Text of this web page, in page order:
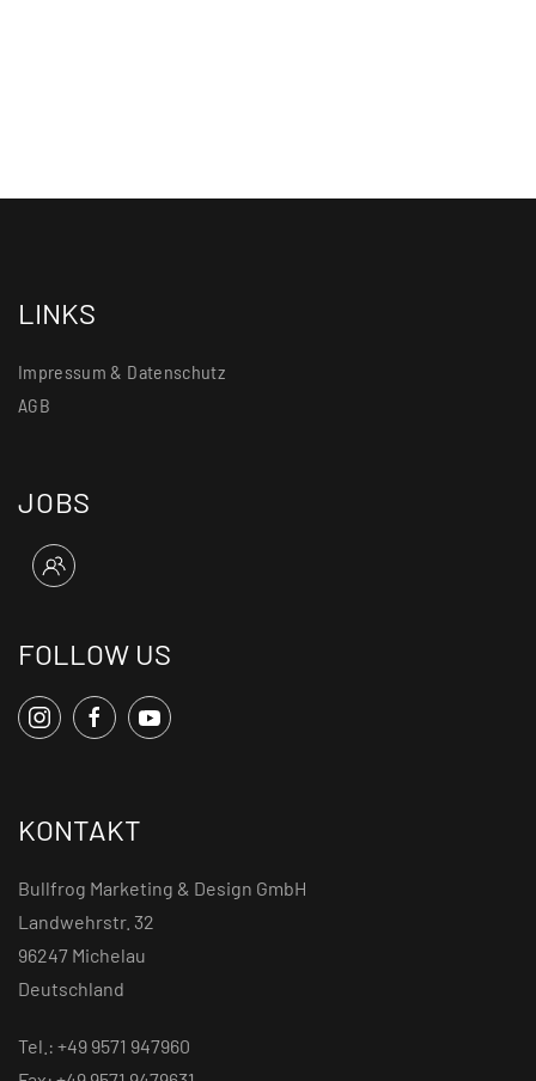
LINKS
Impressum & Datenschutz
AGB
JOBS
FOLLOW US
KONTAKT
Bullfrog Marketing & Design GmbH
Landwehrstr. 32
96247 Michelau
Deutschland
Tel.: +49 9571 947960